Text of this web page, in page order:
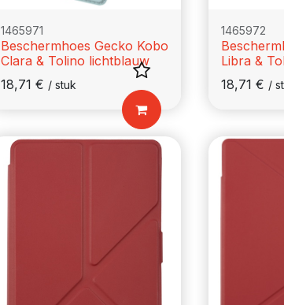
1465971
Beschermhoes Gecko Kobo
Clara & Tolino lichtblauw
18,71 € / stuk
1465972
Libra &
18,71 € /